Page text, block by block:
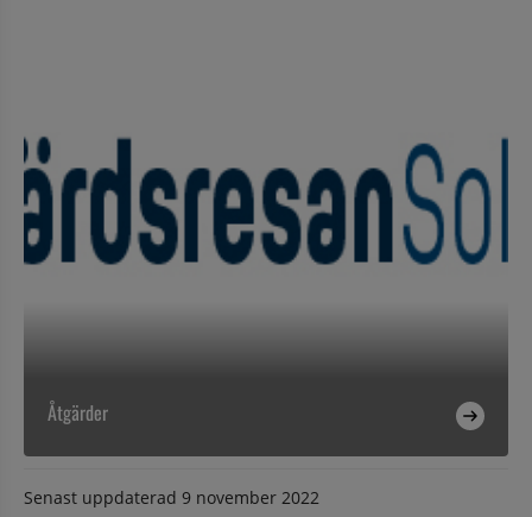
Åtgärder
Senast uppdaterad 9 november 2022